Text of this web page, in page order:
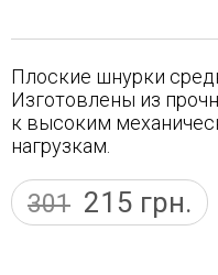
Плоские шнурки
Изготовлены из
к высоким
нагрузкам.
301 215 грн.